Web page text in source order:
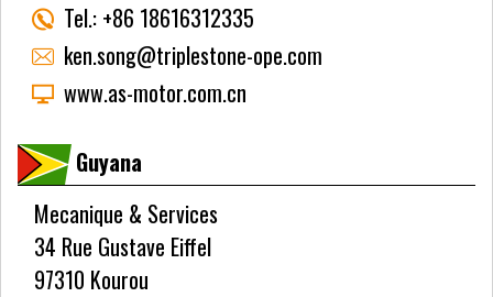
Tel.: +86 18616312335
ken.song@triplestone-ope.com
www.as-motor.com.cn
Guyana
Mecanique & Services
34 Rue Gustave Eiffel
97310 Kourou